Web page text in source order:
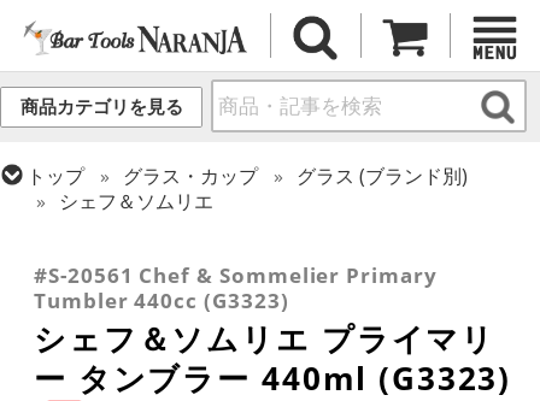
商品カテゴリを見る
トップ グラス・カップ
グラス (ブランド別)
シェフ＆ソムリエ
タンブラー
#S-20561 Chef & Sommelier Primary
Tumbler 440cc (G3323)
シェフ＆ソムリエ プライマリ
ー タンブラー 440ml (G3323)